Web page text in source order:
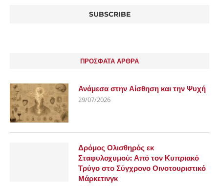
ΠΡΟΣΦΑΤΑ ΑΡΘΡΑ
Ανάμεσα στην Αίσθηση και την Ψυχή
29/07/2026
Δρόμος Ολισθηρός εκ
Σταφυλοχυμού: Από τον Κυπριακό
Τρύγο στο Σύγχρονο Οινοτουριστικό
Μάρκετινγκ